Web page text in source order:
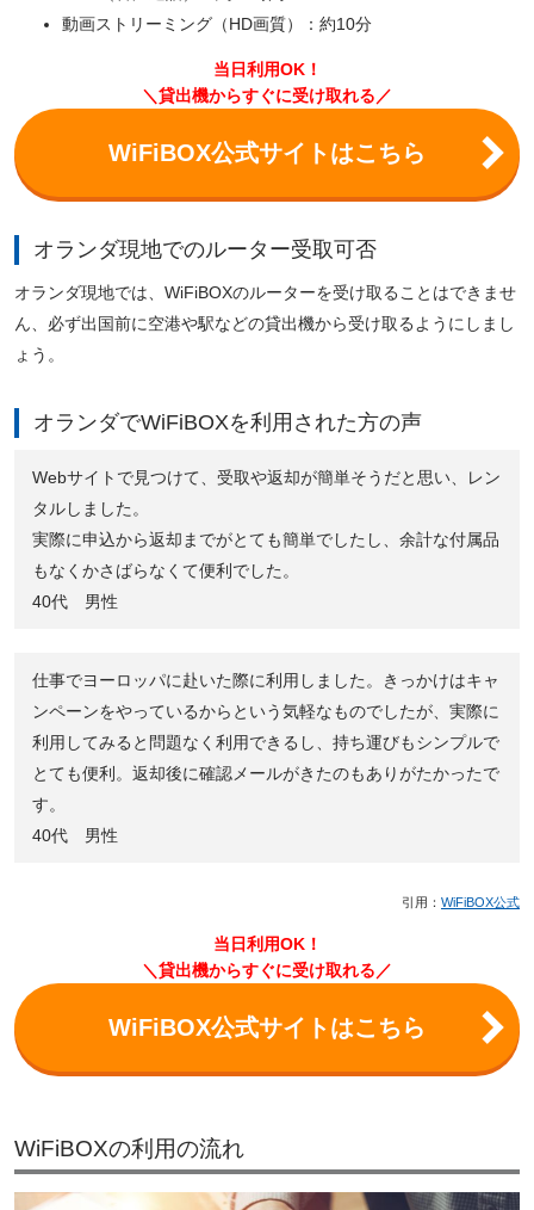
動画ストリーミング（HD画質）：約10分
当日利用OK！
＼貸出機からすぐに受け取れる／
WiFiBOX公式サイトはこちら
オランダ現地でのルーター受取可否
オランダ現地では、WiFiBOXのルーターを受け取ることはできませ
ん、必ず出国前に空港や駅などの貸出機から受け取るようにしまし
ょう。
オランダでWiFiBOXを利用された方の声
Webサイトで見つけて、受取や返却が簡単そうだと思い、レン
タルしました。
実際に申込から返却までがとても簡単でしたし、余計な付属品
もなくかさばらなくて便利でした。
40代 男性
仕事でヨーロッパに赴いた際に利用しました。きっかけはキャ
ンペーンをやっているからという気軽なものでしたが、実際に
利用してみると問題なく利用できるし、持ち運びもシンプルで
とても便利。返却後に確認メールがきたのもありがたかったで
す。
40代 男性
引用： WiFiBOX公式
当日利用OK！
＼貸出機からすぐに受け取れる／
WiFiBOX公式サイトはこちら
WiFiBOXの利用の流れ